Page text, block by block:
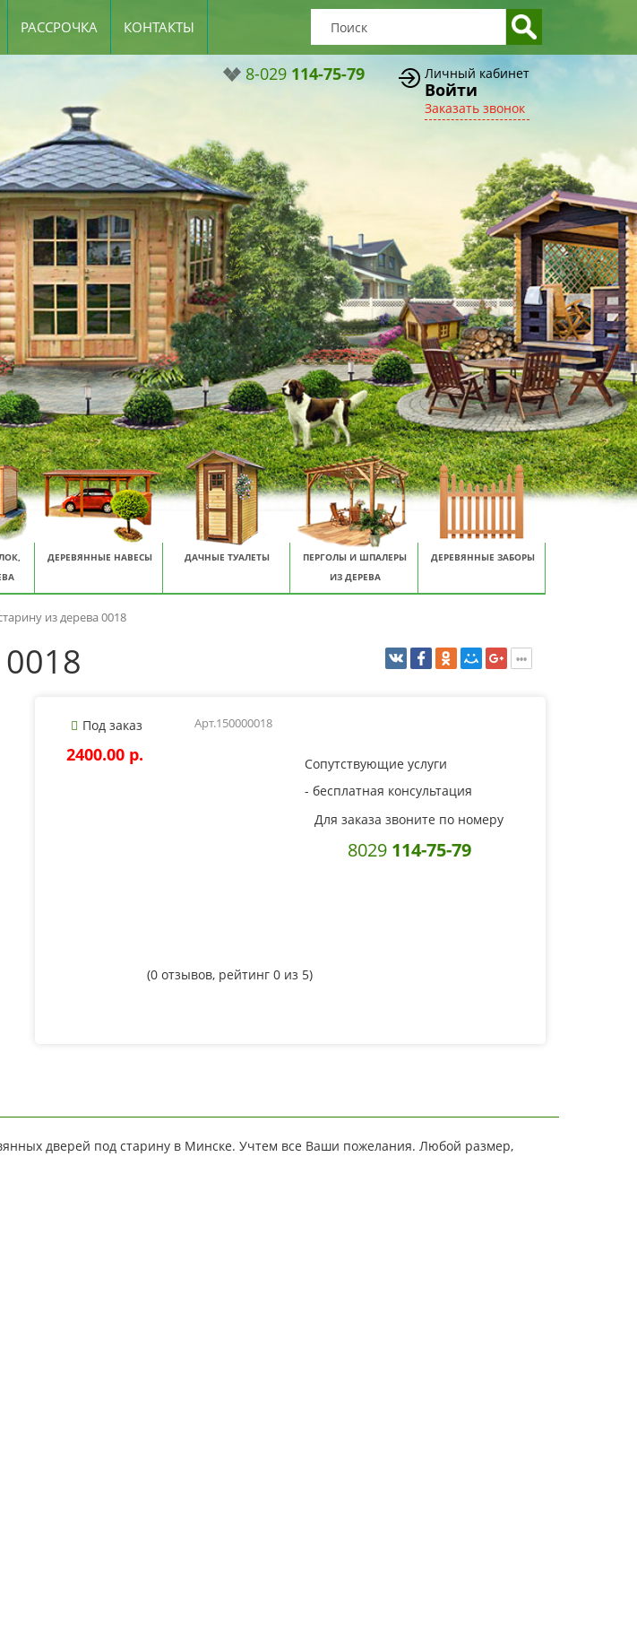
РАССРОЧКА КОНТАКТЫ
8-029 114-75-79 Личный кабинет
Войти
Заказать звонок
ДЕРЕВЯННЫЕ НАВЕСЫ ДАЧНЫЕ ТУАЛЕТЫ
ПЕРГОЛЫ И ШПАЛЕРЫ
ИЗ ДЕРЕВА
ДЕРЕВЯННЫЕ ЗАБОРЫ
из дерева 0018
Под заказ Арт.150000018
2400.00 p.
Сопутствующие услуги
- бесплатная консультация
Для заказа звоните по номеру
8029 114-75-79
(0 отзывов, рейтинг 0 из 5)
дверей под старину в Минске. Учтем все Ваши пожелания. Любой размер,